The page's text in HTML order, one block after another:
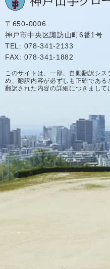
〒650-0006
神戸市中央区諏訪山町6番1号
TEL: 078-341-2133
FAX: 078-341-1882
このサイトは、一部、自動翻訳シ
め、翻訳内容が必ずしも正確である
翻訳された内容の詳細につきまして